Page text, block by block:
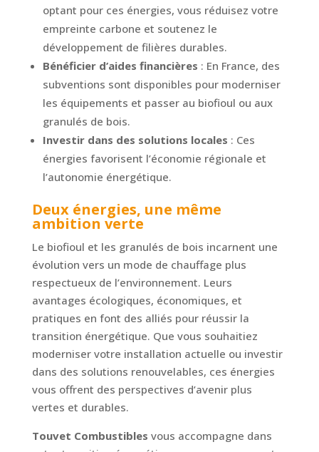
optant pour ces énergies, vous réduisez votre
empreinte carbone et soutenez le
développement de filières durables.
Bénéficier d’aides financières : En France, des
subventions sont disponibles pour moderniser
les équipements et passer au biofioul ou aux
granulés de bois.
Investir dans des solutions locales : Ces
énergies favorisent l’économie régionale et
l’autonomie énergétique.
Deux énergies, une même
ambition verte
Le biofioul et les granulés de bois incarnent une
évolution vers un mode de chauffage plus
respectueux de l’environnement. Leurs
avantages écologiques, économiques, et
pratiques en font des alliés pour réussir la
transition énergétique. Que vous souhaitiez
moderniser votre installation actuelle ou investir
dans des solutions renouvelables, ces énergies
vous offrent des perspectives d’avenir plus
vertes et durables.
Touvet Combustibles vous accompagne dans